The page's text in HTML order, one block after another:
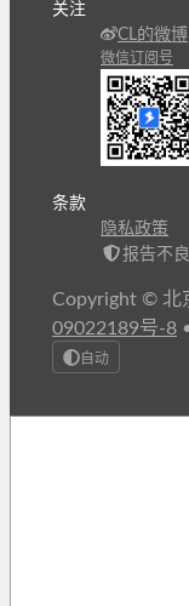
关注
CL的微博
微信订阅号
条款
隐私政策
报告不
Copyright © 北
09022189号-8
自动